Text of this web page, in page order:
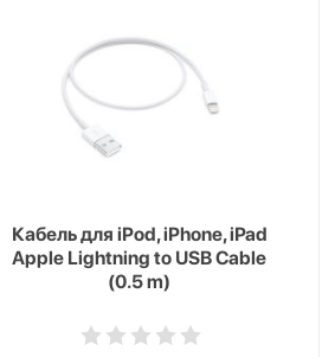
Кабель для iPod, iPhone, iPad
Apple Lightning to USB Cable
(0.5 m)